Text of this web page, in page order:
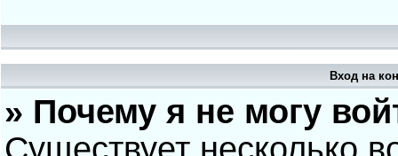
Вход на
» Почему я не могу